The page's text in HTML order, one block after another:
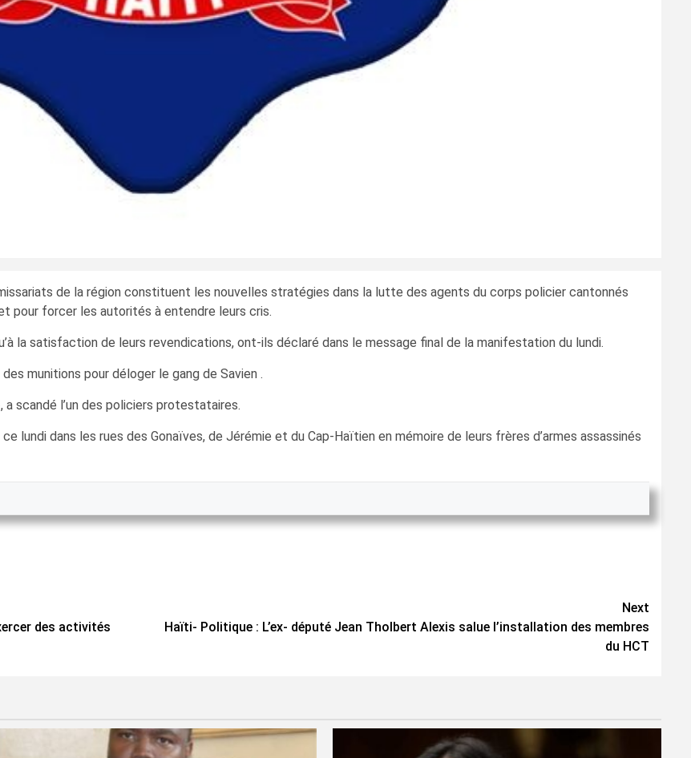
de la région constituent les nouvelles stratégies dans la lutte des agents du corps policier cantonnés
pour forcer les autorités à entendre leurs cris.
la satisfaction de leurs revendications, ont-ils déclaré dans le message final de la manifestation du lundi.
munitions pour déloger le gang de Savien .
a scandé l’un des policiers protestataires.
lundi dans les rues des Gonaïves, de Jérémie et du Cap-Haïtien en mémoire de leurs frères d’armes assassinés
des activités
Next
Haïti- Politique : L’ex- député Jean Tholbert Alexis salue l’installation des membres
du HCT